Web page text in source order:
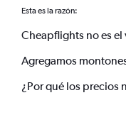
Esta es la razón:
Cheapflights no es
Agregamos
¿Por qué los precios